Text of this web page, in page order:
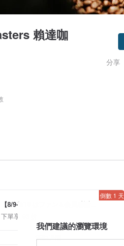
賴達咖
分享
【8/9-8/10 はファン＆会員感謝デ
ー】アプリ限定全品対象7％OFF
*！（*条件あり、最大500円）
下單享 93 折
倒數 1 天
活動詳情
我們建議的瀏覽環境